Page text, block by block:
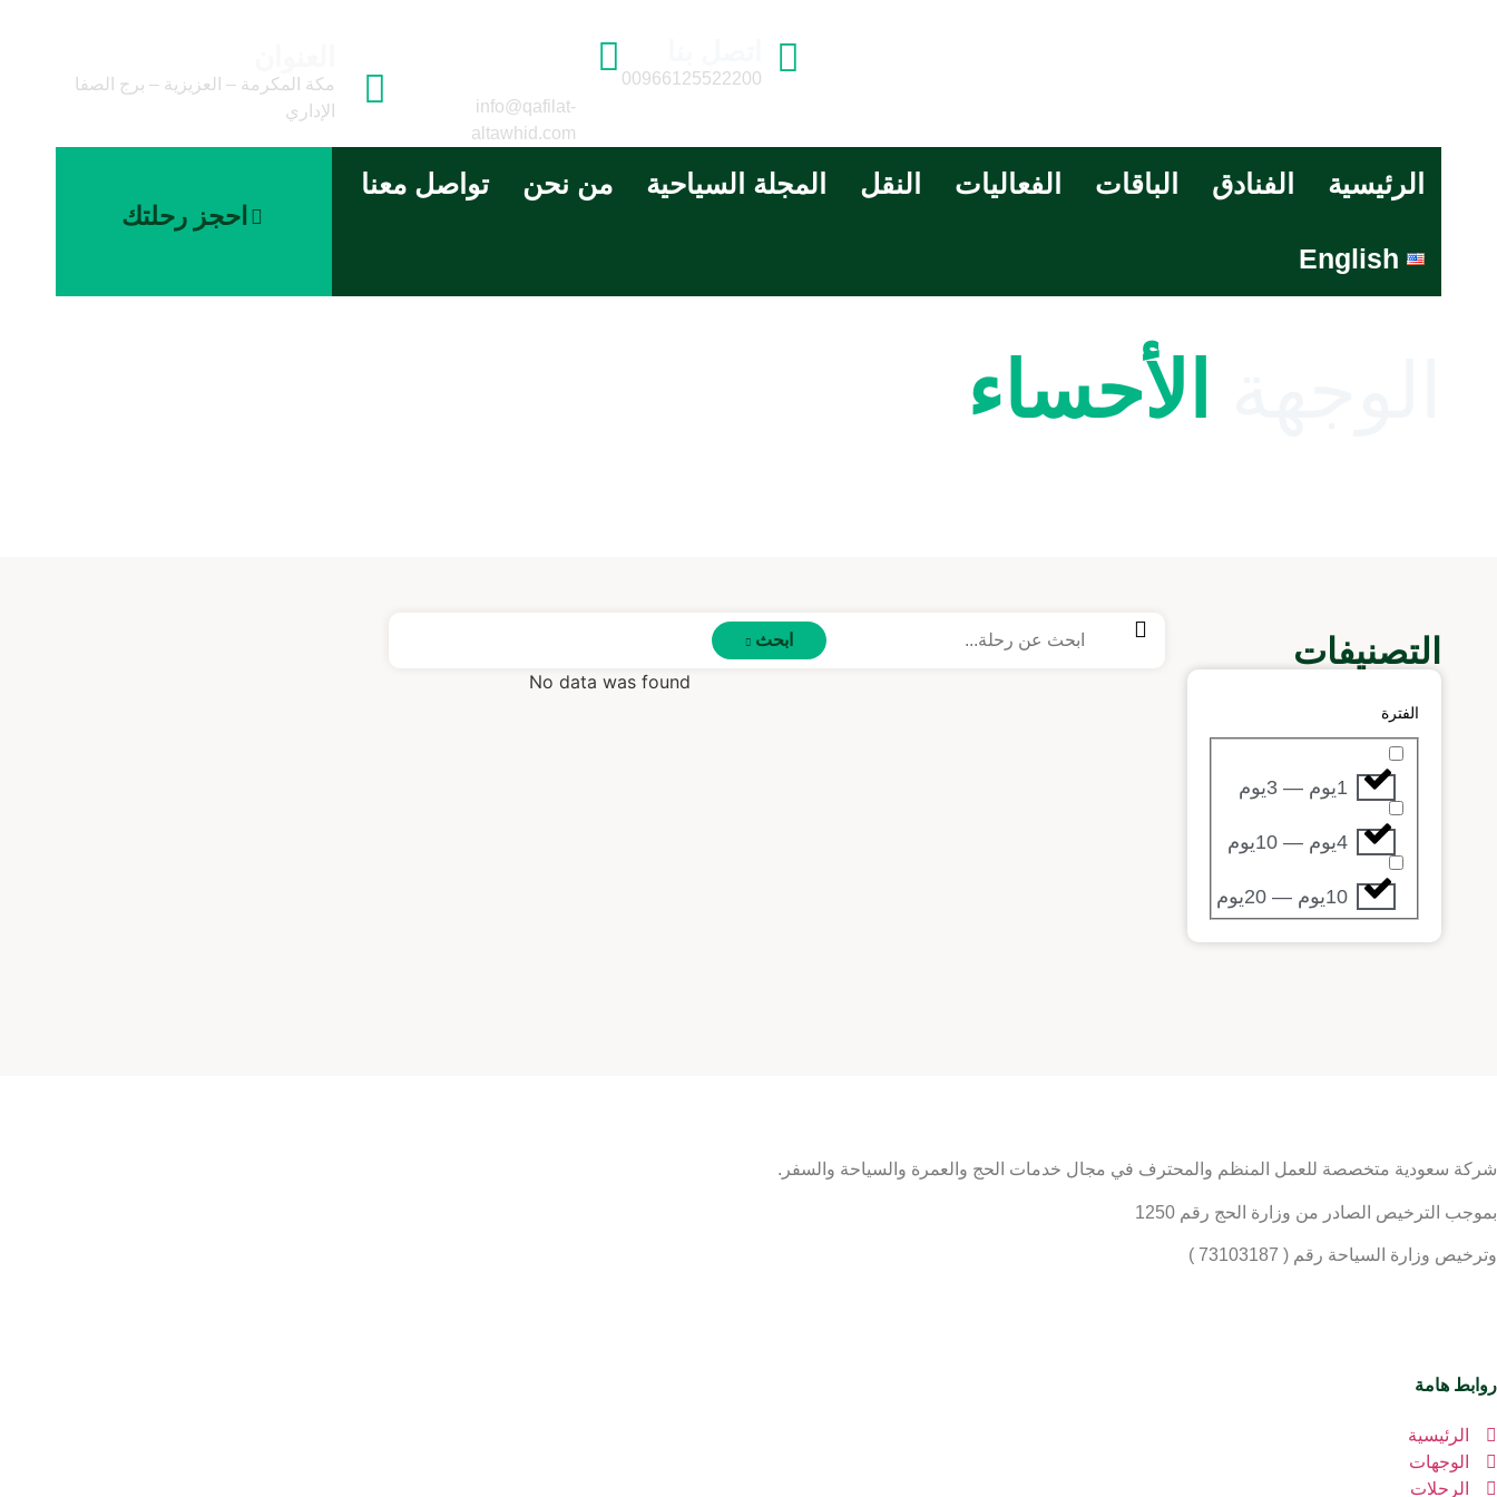
00966125522200
info@qafilat-
altawhid.com
مكة المكرمة – العزيزية – برج الصفا
الإداري
الرئيسية الفنادق الباقات الفعاليات النقل المجلة السياحية من نحن تواصل معنا
English
احجز رحلتك
الأحساء
التصنيفات
الفترة
1يوم — 3يوم
4يوم — 10يوم
10يوم — 20يوم
ابحث
No data was found
شركة سعودية متخصصة للعمل المنظم والمحترف في مجال خدمات الحج والعمرة والسياحة والسفر.
بموجب الترخيص الصادر من وزارة الحج رقم 1250
وترخيص وزارة السياحة رقم ( 73103187 )
روابط هامة
الرئيسية
الوجهات
الرحلات